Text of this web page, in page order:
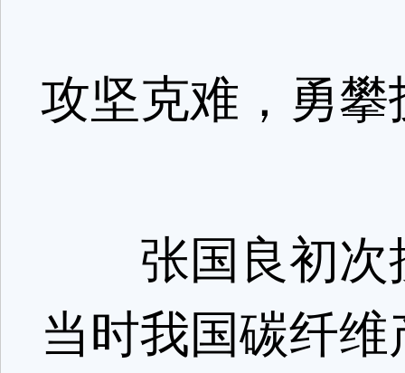
攻坚克难，勇攀
张国良初次
当时我国碳纤